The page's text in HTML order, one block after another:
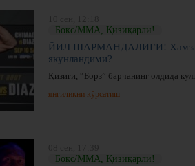
Бокс/ММА, Қизиқарли!
ЙИЛ ШАРМАНДАЛИГИ! Хамзат
якунландими?
Қизиғи, “Борз” барчанинг олдида
янгиликни кўрсатиш
Бокс/ММА, Қизиқарли!